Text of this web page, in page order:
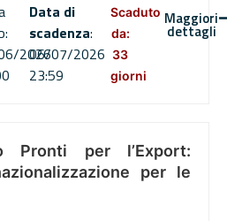
2026
Data di
scadenza:
06/07/2026
23:59
Scaduto
da:
33
giorni
Maggiori
dettagli
Pronti per l’Export:
per le